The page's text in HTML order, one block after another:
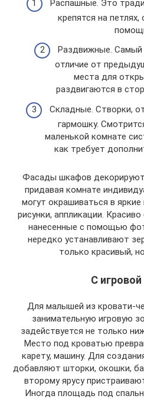
Распашные. Это
крепятся на
Раздвижные. Самый
отличие от
места для
раздвигаются в
Складные. Створки,
гармошку.
маленькой комнате
как требует
Фасады шкафов
придавая комнате
могут окрашиваться в яркие
рисунки, аппликации.
нанесенные с помощью
нередко устанавливают
только красивый,
С игровой
Для малышей из кровати-
занимательную игровую
задействуется не только
Место под кроватью
карету, машину. Для
добавляют шторки, окошки,
второму ярусу
Иногда площадь под